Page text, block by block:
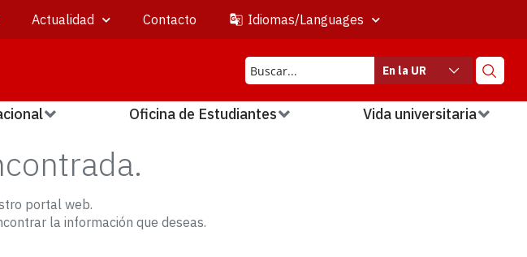
Actualidad Contacto Idiomas/Languages
En la UR
Oficina de Estudiantes Vida universitaria
portal web.
la información que deseas.